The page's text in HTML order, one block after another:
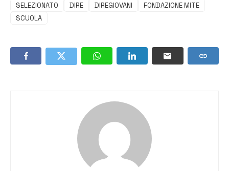
SELEZIONATO
DIRE DIREGIOVANI
FONDAZIONE MITE
SCUOLA